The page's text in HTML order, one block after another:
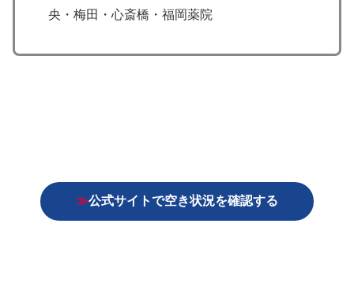
央・梅田・心斎橋・福岡薬院
≫公式サイトで空き状況を確認する